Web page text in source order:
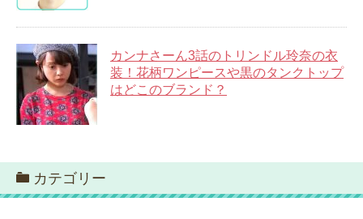
カンナさーん3話のトリンドル玲奈の衣
装！花柄ワンピースや黒のタンクトップ
はどこのブランド？
カテゴリー